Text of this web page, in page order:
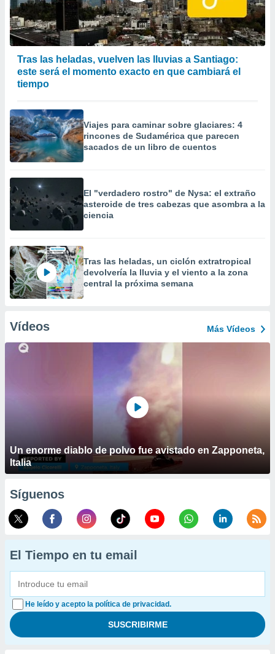
Tras las heladas, vuelven las lluvias a Santiago:
este será el momento exacto en que cambiará el
tiempo
Viajes para caminar sobre glaciares: 4
rincones de Sudamérica que parecen
sacados de un libro de cuentos
El "verdadero rostro" de Nysa: el extraño
asteroide de tres cabezas que asombra a la
ciencia
Tras las heladas, un ciclón extratropical
devolvería la lluvia y el viento a la zona
central la próxima semana
Vídeos Más Vídeos
Un enorme diablo de polvo fue avistado en Zapponeta,
Italia
Síguenos
El Tiempo en tu email
He leído y acepto la política de privacidad.